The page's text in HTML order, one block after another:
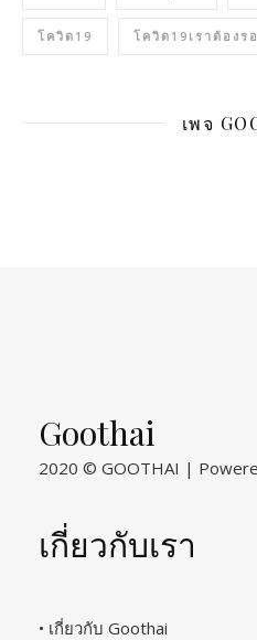
โควิด19 โควิด19เราต้องร
เพจ
Goothai
2020 © GOOTHAI |
เกี่ยวกับเรา
• เกี่ยวกับ Goothai